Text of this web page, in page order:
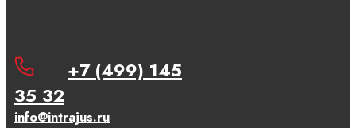
+7 (499) 145
35 32
info@intrajus.ru